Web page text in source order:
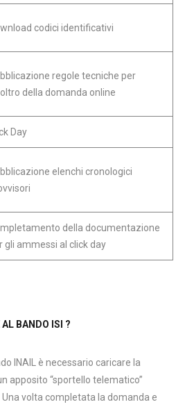
codici identificativi
regole tecniche per
della domanda online
Day
elenchi cronologici
della documentazione
gli ammessi al click day
BANDO ISI ?
INAIL è necessario caricare la
apposito “sportello telematico”
Una volta completata la domanda e